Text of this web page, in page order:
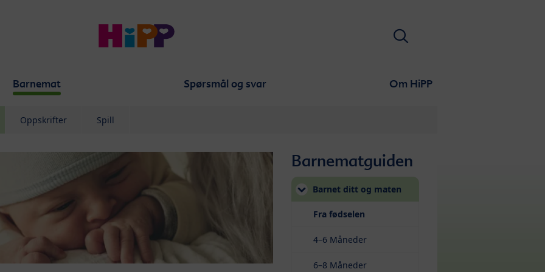
Barnemat Spørsmål og svar Om HiPP
Søk
Oppskrifter Spill
Barnematguiden
Barnet ditt og maten
Fra fødselen
4–6 Måneder
6–8 Måneder